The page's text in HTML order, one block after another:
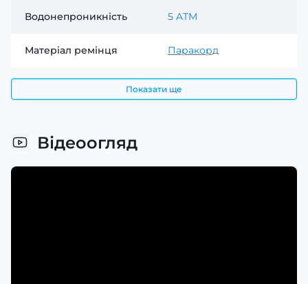
Водонепроникність 5 ATM
Матеріал ремінця Паракорд
Показати ще
Відеоогляд